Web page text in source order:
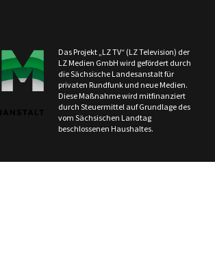
Das Projekt „LZ TV“ (LZ Television) der
LZ Medien GmbH wird gefördert durch
die Sächsische Landesanstalt für
privaten Rundfunk und neue Medien.
Diese Maßnahme wird mitfinanziert
durch Steuermittel auf Grundlage des
vom Sächsischen Landtag
beschlossenen Haushaltes.